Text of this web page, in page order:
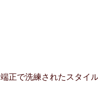
正で洗練されたスタイ